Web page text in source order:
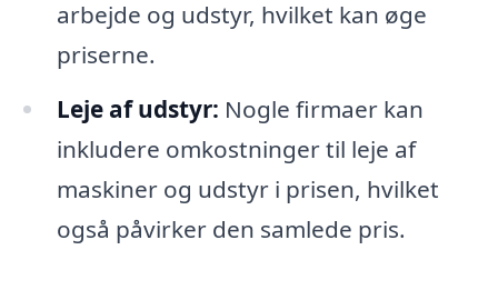
arbejde og udstyr, hvilket kan øge
priserne.
Leje af udstyr: Nogle firmaer kan
inkludere omkostninger til leje af
maskiner og udstyr i prisen, hvilket
også påvirker den samlede pris.